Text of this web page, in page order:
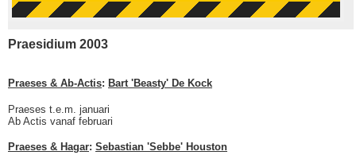
Praesidium 2003
Praeses & Ab-Actis: Bart 'Beasty' De Kock
Praeses t.e.m. januari
Ab Actis vanaf februari
Praeses & Hagar: Sebastian 'Sebbe' Houston